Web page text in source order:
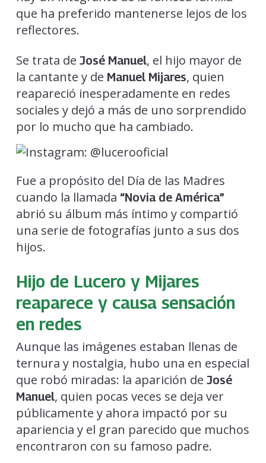
que ha preferido mantenerse lejos de los
reflectores.
Se trata de José Manuel, el hijo mayor de
la cantante y de Manuel Mijares, quien
reapareció inesperadamente en redes
sociales y dejó a más de uno sorprendido
por lo mucho que ha cambiado.
Fue a propósito del Día de las Madres
cuando la llamada “Novia de América”
abrió su álbum más íntimo y compartió
una serie de fotografías junto a sus dos
hijos.
Hijo de Lucero y Mijares
reaparece y causa sensación
en redes
Aunque las imágenes estaban llenas de
ternura y nostalgia, hubo una en especial
que robó miradas: la aparición de José
Manuel, quien pocas veces se deja ver
públicamente y ahora impactó por su
apariencia y el gran parecido que muchos
encontraron con su famoso padre.